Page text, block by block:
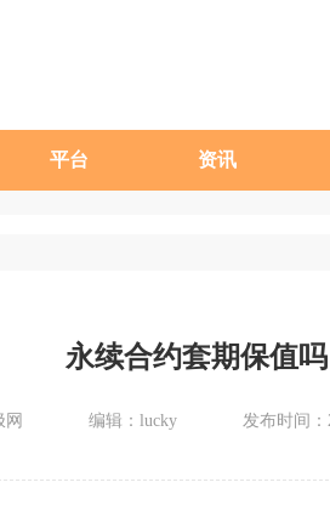
平台 资讯
永续合约套期保值吗
网 编辑：lucky 发布时间：